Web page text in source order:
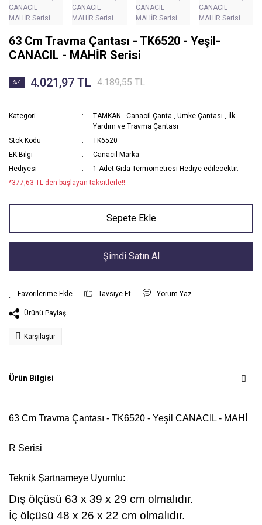
63 Cm Travma Çantası - TK6520 - Yeşil-
CANACIL - MAHİR Serisi
%4 4.021,97 TL 4.189,55 TL
Kategori TAMKAN - Canacil Çanta ,Umke Çantası , İlk
Yardım ve Travma Çantası
Stok Kodu
TK6520
EK Bilgi
Canacil Marka
Hediyesi
1 Adet Gıda Termometresi Hediye edilecektir.
*377,63 TL den başlayan taksitlerle!!
Sepete Ekle
Şimdi Satın Al
Tavsiye Et Yorum Yaz
Ürünü Paylaş
Karşılaştır
Ürün Bilgisi
63 Cm Travma Çantası - TK6520 - Yeşil CANACIL - MAHİ
R Serisi
Teknik Şartnameye Uyumlu:
Dış ölçüsü 63 x 39 x 29 cm olmalıdır.
İç ölçüsü 48 x 26 x 22 cm olmalıdır.